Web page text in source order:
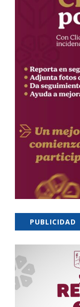
PUBLICIDAD